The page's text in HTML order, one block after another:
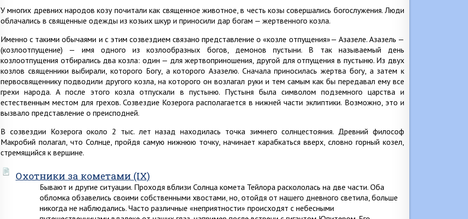
У многих древних народов козу почитали как священное животное, в честь козы совершались богослужения. Люди
облачались в священные одежды из козьих шкур и приносили дар богам — жертвенного козла.
Именно с такими обычаями и с этим созвездием связано представление о «козле отпущения»— Азазеле. Азазель —
(козлоотпущение) — имя одного из козлообразных богов, демонов пустыни. В так называемый день
козлоотпущения отбирались два козла: один — для жертвоприношения, другой для отпущения в пустыню. Из двух
козлов священники выбирали, которого Богу, а которого Азазелю. Сначала приносилась жертва богу, а затем к
первосвященнику подводили другого козла, на которого он возлагал руки и тем самым как бы передавал ему все
грехи народа. А после этого козла отпускали в пустыню. Пустыня была символом подземного царства и
естественным местом для грехов. Созвездие Козерога располагается в нижней части эклиптики. Возможно, это и
вызвало представление о преисподней.
В созвездии Козерога около 2 тыс. лет назад находилась точка зимнего солнцестояния. Древний философ
Макробий полагал, что Солнце, пройдя самую нижнюю точку, начинает карабкаться вверх, словно горный козел,
стремящийся к вершине.
Охотники за кометами (IX)
Бывают и другие ситуации. Проходя вблизи Солнца комета Тейлора раскололась на две части. Оба
обломка обзавелись своими собственными хвостами, но, отойдя от нашего дневного светила, больше
никогда не наблюдались. Часто различные «неприятности» происходят с небесными